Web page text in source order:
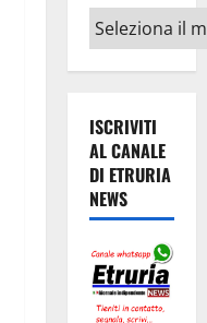
Archivi
ISCRIVITI
AL CANALE
DI ETRURIA
NEWS